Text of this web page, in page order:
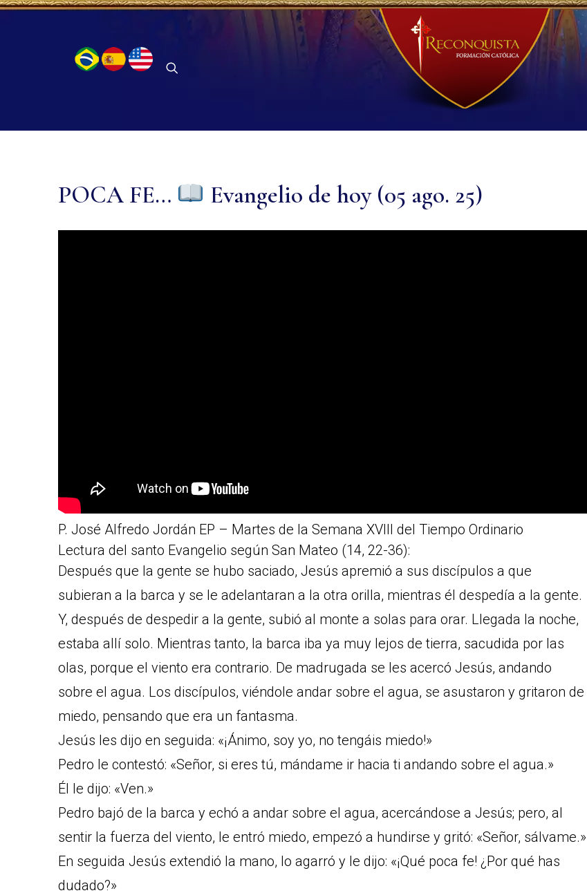
POCA FE… Evangelio de hoy (05 ago. 25)
P. José Alfredo Jordán EP – Martes de la Semana XVIII del Tiempo Ordinario
Lectura del santo Evangelio según San Mateo (14, 22-36):
Después que la gente se hubo saciado, Jesús apremió a sus discípulos a que
subieran a la barca y se le adelantaran a la otra orilla, mientras él despedía a la gente.
Y, después de despedir a la gente, subió al monte a solas para orar. Llegada la noche,
estaba allí solo. Mientras tanto, la barca iba ya muy lejos de tierra, sacudida por las
olas, porque el viento era contrario. De madrugada se les acercó Jesús, andando
sobre el agua. Los discípulos, viéndole andar sobre el agua, se asustaron y gritaron de
miedo, pensando que era un fantasma.
Jesús les dijo en seguida: «¡Ánimo, soy yo, no tengáis miedo!»
Pedro le contestó: «Señor, si eres tú, mándame ir hacia ti andando sobre el agua.»
Él le dijo: «Ven.»
Pedro bajó de la barca y echó a andar sobre el agua, acercándose a Jesús; pero, al
sentir la fuerza del viento, le entró miedo, empezó a hundirse y gritó: «Señor, sálvame.»
En seguida Jesús extendió la mano, lo agarró y le dijo: «¡Qué poca fe! ¿Por qué has
dudado?»